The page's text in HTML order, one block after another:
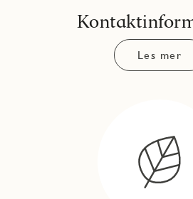
Les mer